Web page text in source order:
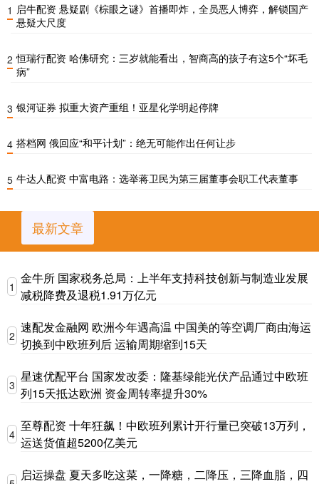
1 启牛配资 悬疑剧《棕眼之谜》首播即炸，全员恶人博弈，解锁国产
悬疑大尺度
2 恒瑞行配资 哈佛研究：三岁就能看出，智商高的孩子有这5个“坏毛
病”
3 银河证券 拟重大资产重组！亚星化学明起停牌
4 搭档网 俄回应“和平计划”：绝无可能作出任何让步
5 牛达人配资 中富电路：选举蒋卫民为第三届董事会职工代表董事
最新文章
1
金牛所 国家税务总局：上半年支持科技创新与制造业发展
减税降费及退税1.91万亿元
2
速配发金融网 欧洲今年遇高温 中国美的等空调厂商由海运
切换到中欧班列后 运输周期缩到15天
3
星速优配平台 国家发改委：隆基绿能光伏产品通过中欧班
列15天抵达欧洲 资金周转率提升30%
4
至尊配资 十年狂飙！中欧班列累计开行量已突破13万列，
运送货值超5200亿美元
启运操盘 夏天多吃这菜，一降糖，二降压，三降血脂，四